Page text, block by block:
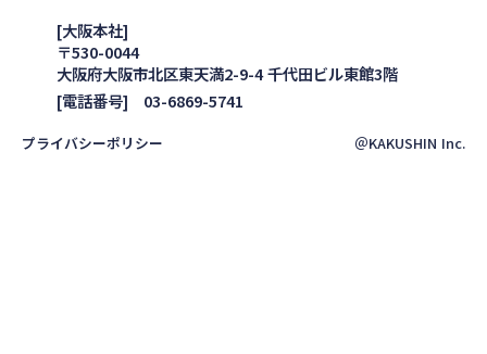
[大阪本社]
〒530-0044
大阪府大阪市北区東天満2-9-4 千代田ビル東館3階
[電話番号] 03-6869-5741
プライバシーポリシー ＠KAKUSHIN Inc.